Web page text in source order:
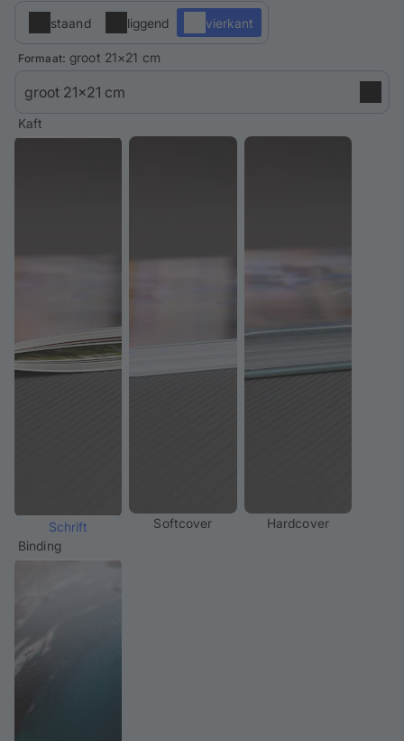
Aanmelden / Registreren
staand liggend vierkant
Formaat: groot 21×21 cm
Kaft
Schrift Softcover
Hardcover
Binding